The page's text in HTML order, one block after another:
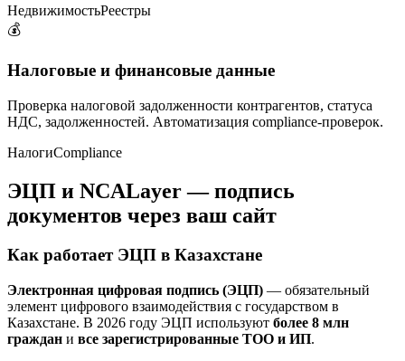
НедвижимостьРеестры
💰
Налоговые и финансовые данные
Проверка налоговой задолженности контрагентов, статуса
НДС, задолженностей. Автоматизация compliance-проверок.
НалогиCompliance
ЭЦП и NCALayer — подпись
документов через ваш сайт
Как работает ЭЦП в Казахстане
Электронная цифровая подпись (ЭЦП) — обязательный
элемент цифрового взаимодействия с государством в
Казахстане. В 2026 году ЭЦП используют более 8 млн
граждан и все зарегистрированные ТОО и ИП.